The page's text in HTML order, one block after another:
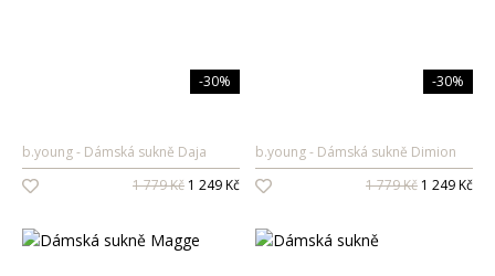
-30%
b.young
Dámská sukně Daja
1 779 Kč 1 249 Kč
-30%
b.young
Dámská sukně Dimion
1 779 Kč 1 249 Kč